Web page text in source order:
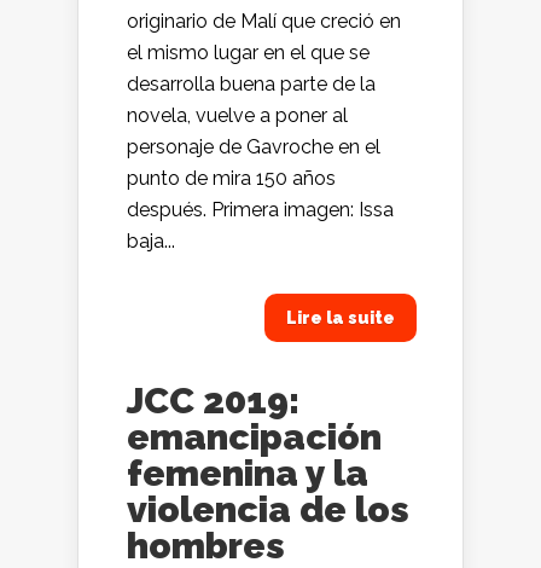
originario de Malí que creció en
el mismo lugar en el que se
desarrolla buena parte de la
novela, vuelve a poner al
personaje de Gavroche en el
punto de mira 150 años
después. Primera imagen: Issa
baja...
Lire la suite
JCC 2019:
emancipación
femenina y la
violencia de los
hombres